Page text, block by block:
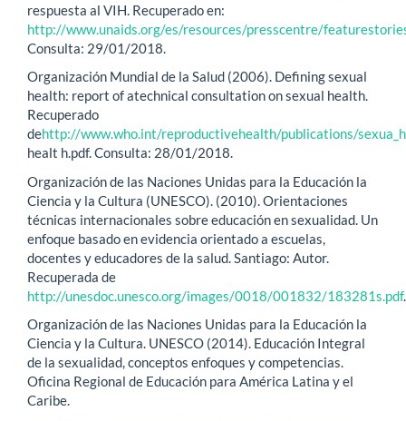
respuesta al VIH. Recuperado en:
http://www.unaids.org/es/resources/presscentre/
Consulta: 29/01/2018.
Organización Mundial de la Salud (2006). Defining sexual
health: report of atechnical consultation on sexual health.
Recuperado
dehttp://www.who.int/reproductivehealth/publications/
healt h.pdf. Consulta: 28/01/2018.
Organización de las Naciones Unidas para la Educación la
Ciencia y la Cultura (UNESCO). (2010). Orientaciones
técnicas internacionales sobre educación en sexualidad. Un
enfoque basado en evidencia orientado a escuelas,
docentes y educadores de la salud. Santiago: Autor.
Recuperada de
http://unesdoc.unesco.org/images/0018/001832/183281s.pdf.
Organización de las Naciones Unidas para la Educación la
Ciencia y la Cultura. UNESCO (2014). Educación Integral
de la sexualidad, conceptos enfoques y competencias.
Oficina Regional de Educación para América Latina y el
Caribe.